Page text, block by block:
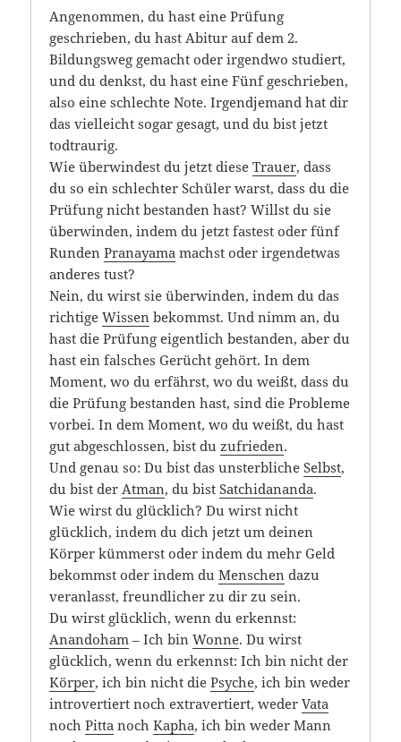
Angenommen, du hast eine Prüfung
geschrieben, du hast Abitur auf dem 2.
Bildungsweg gemacht oder irgendwo studiert,
und du denkst, du hast eine Fünf geschrieben,
also eine schlechte Note. Irgendjemand hat dir
das vielleicht sogar gesagt, und du bist jetzt
todtraurig.
Wie überwindest du jetzt dieseTrauer, dass
du so ein schlechter Schüler warst, dass du die
Prüfung nicht bestanden hast? Willst du sie
überwinden, indem du jetzt fastest oder fünf
RundenPranayama machst oder irgendetwas
anderes tust?
Nein, du wirst sie überwinden, indem du das
richtigeWissen bekommst. Und nimm an, du
hast die Prüfung eigentlich bestanden, aber du
hast ein falsches Gerücht gehört. In dem
Moment, wo du erfährst, wo du weißt, dass du
die Prüfung bestanden hast, sind die Probleme
vorbei. In dem Moment, wo du weißt, du hast
gut abgeschlossen, bist duzufrieden.
Und genau so: Du bist das unsterblicheSelbst,
du bist derAtman, du bistSatchidananda.
Wie wirst du glücklich? Du wirst nicht
glücklich, indem du dich jetzt um deinen
Körper kümmerst oder indem du mehr Geld
bekommst oder indem duMenschen dazu
veranlasst, freundlicher zu dir zu sein.
Du wirst glücklich, wenn du erkennst:
Anandoham – Ich binWonne. Du wirst
glücklich, wenn du erkennst: Ich bin nicht der
Körper, ich bin nicht diePsyche, ich bin weder
introvertiert noch extravertiert, wederVata
nochPitta nochKapha, ich bin weder Mann